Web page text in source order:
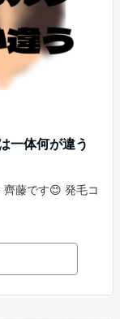
一体何が違う
藤です😊 発毛コ